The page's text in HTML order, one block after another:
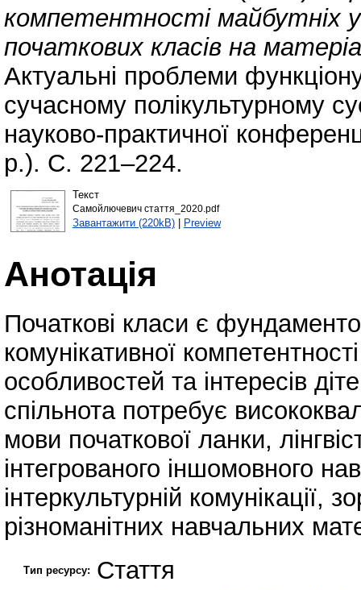
компетентності майбутніх
початкових класів на
Актуальні проблеми
сучасному полікультурному
науково-практичної
р.). С. 221–224.
Текст
Самойлючевич стаття_2020.pdf
Завантажити (220kB)| Preview
Анотація
Початкові класи є
комунікативної
особливостей та інтересів
спільнота потребує
мови початкової ланки,
інтегрованого іншомовного
інтеркультурній комунікації,
різноманітних навчальних
Тип ресурсу: Стаття